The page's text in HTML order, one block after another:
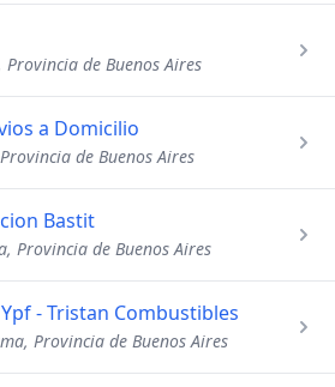
de Buenos Aires
a Domicilio
de Buenos Aires
Bastit
Provincia de Buenos Aires
- Tristan Combustibles
Provincia de Buenos Aires